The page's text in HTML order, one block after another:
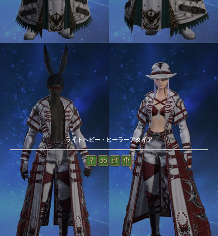
ライトヘビー・ヒーラーアタイア